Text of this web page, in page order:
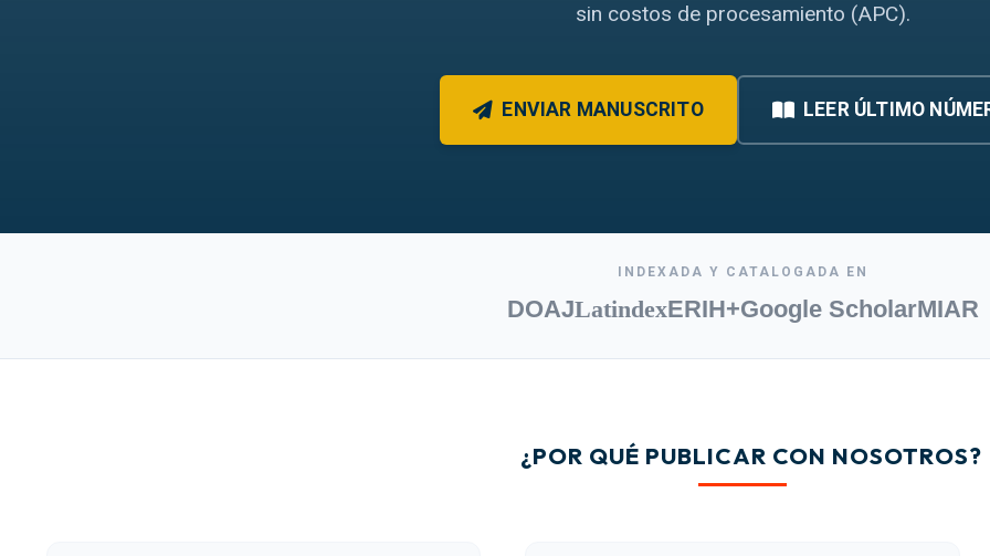
sin costos de procesamiento (APC).
ENVIAR MANUSCRITO LEER ÚLTIMO
INDEXADA Y CATALOGADA EN
DOAJLatindexERIH+Google ScholarMIAR
¿POR QUÉ PUBLICAR CON NOSOTROS?